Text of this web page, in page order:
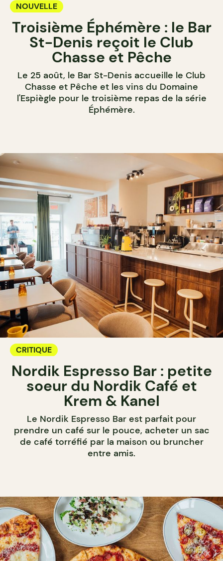
NOUVELLE
Troisième Éphémère : le Bar
St-Denis reçoit le Club
Chasse et Pêche
Le 25 août, le Bar St-Denis accueille le Club
Chasse et Pêche et les vins du Domaine
l'Espiègle pour le troisième repas de la série
Éphémère.
CRITIQUE
Nordik Espresso Bar : petite
soeur du Nordik Café et
Krem & Kanel
Le Nordik Espresso Bar est parfait pour
prendre un café sur le pouce, acheter un sac
de café torréfié par la maison ou bruncher
entre amis.